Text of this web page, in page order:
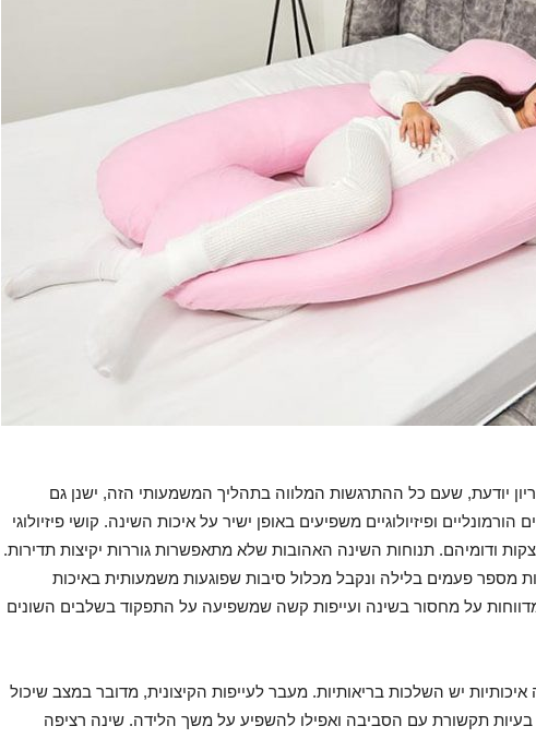
יודעת, שעם כל ההתרגשות המלווה בתהליך המשמעותי הזה, ישנן גם
הורמונליים ופיזיולוגיים משפיעים באופן ישיר על איכות השינה. קושי פיזיולוגי
ודומיהם. תנוחות השינה האהובות שלא מתאפשרות גוררות יקיצות תדירות.
מספר פעמים בלילה ונקבל מכלול סיבות שפוגעות משמעותית באיכות
על מחסור בשינה ועייפות קשה שמשפיעה על התפקוד בשלבים השונים
יש השלכות בריאותיות. מעבר לעייפות הקיצונית, מדובר במצב שיכול
בעיות תקשורת עם הסביבה ואפילו להשפיע על משך הלידה. שינה רציפה